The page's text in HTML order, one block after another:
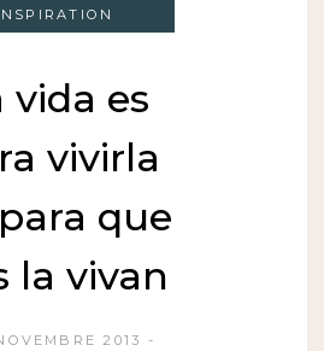
vida es
vivirla
que
la vivan
2013